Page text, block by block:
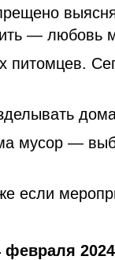
— любовь
питомцев.
мусор —
если